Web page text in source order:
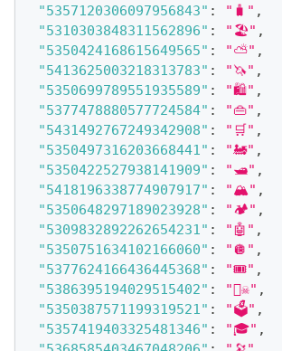
"5357120306097956843" : "🧳" ,
"5310303848311562896" : "🏖" ,
"5350424168615649565" : "⛅️" ,
"5413625003218313783" : "🦄" ,
"5350699789551935589" : "🛍" ,
"5377478880577724584" : "👜" ,
"5431492767249342908" : "🛒" ,
"5350497316203668441" : "🚂" ,
"5350422527938141909" : "🛥" ,
"5418196338774907917" : "🏔" ,
"5350648297189023928" : "🏕" ,
"5309832892262654231" : "🤖" ,
"5350751634102166060" : "🪩" ,
"5377624166436445368" : "🎟" ,
"5386395194029515402" : "🏴‍☠️" ,
"5350387571199319521" : "🗳" ,
"5357419403325481346" : "🎓" ,